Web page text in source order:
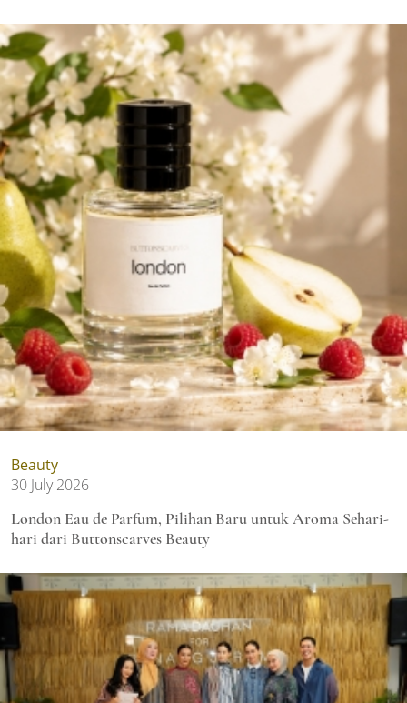
Beauty
30 July 2026
London Eau de Parfum, Pilihan Baru untuk Aroma Sehari-
hari dari Buttonscarves Beauty